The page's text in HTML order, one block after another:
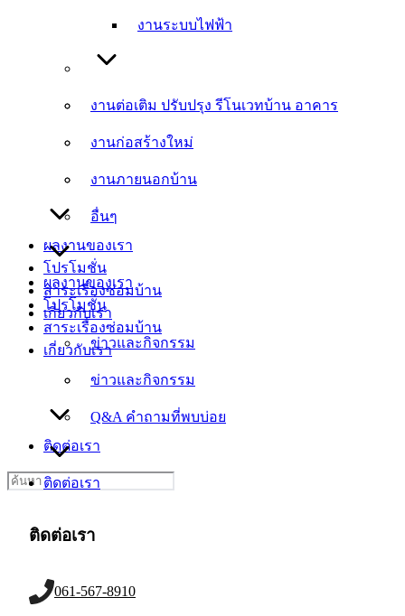
งานระบบไฟฟ้า
งานต่อเติม ปรับปรุง รีโนเวทบ้าน อาคาร
งานก่อสร้างใหม่
งานภายนอกบ้าน
อื่นๆ
ผลงานของเรา
โปรโมชั่น
สาระเรื่องซ่อมบ้าน
เกี่ยวกับเรา
ข่าวและกิจกรรม
Q&A คำถามที่พบบ่อย
ติดต่อเรา
งานต่อเติม ปรับปรุง รีโนเวทบ้าน อาคาร
งานก่อสร้างใหม่
งานภายนอกบ้าน
อื่นๆ
ผลงานของเรา
โปรโมชั่น
สาระเรื่องซ่อมบ้าน
เกี่ยวกับเรา
ข่าวและกิจกรรม
Q&A คำถามที่พบบ่อย
ติดต่อเรา
Search
for:
ติดต่อเรา
061-567-8910